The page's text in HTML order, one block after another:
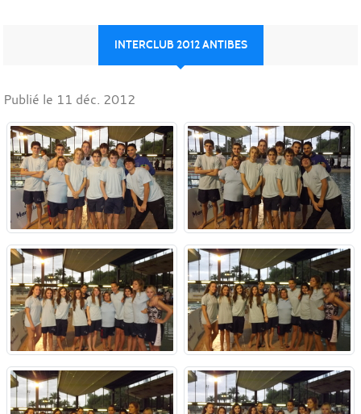
INTERCLUB 2012 ANTIBES
Publié le 11 déc. 2012